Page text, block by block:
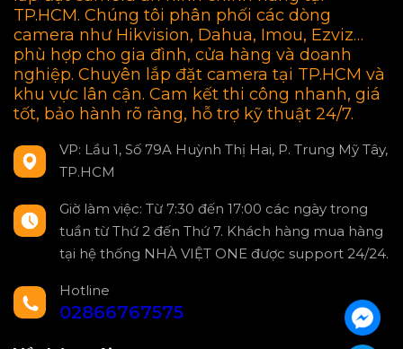
TP.HCM. Chúng tôi phân phối các dòng
camera như Hikvision, Dahua, Imou, Ezviz…
phù hợp cho gia đình, cửa hàng và doanh
nghiệp. Chuyên lắp đặt camera tại TP.HCM và
khu vực lân cận. Cam kết thi công nhanh, giá
tốt, bảo hành rõ ràng, hỗ trợ kỹ thuật 24/7.
VP: Lầu 1, Số 79A Huỳnh Thị Hai, P. Trung Mỹ Tây,
TP.HCM
Giờ làm việc: Từ 7:30 đến 17:00 các ngày trong
tuần từ Thứ 2 đến Thứ 7. Khách hàng mua hàng
tại hệ thống NHÀ VIỆT ONE được support 24/24.
Hotline
02866767575